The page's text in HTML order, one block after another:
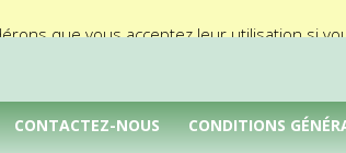
CONTACTEZ-NOUS CONDITIONS
que vous acceptez leur utilisation si